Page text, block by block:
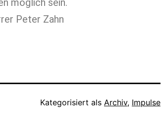
möglich sein.
Zahn
Kategorisiert als Archiv, Impulse